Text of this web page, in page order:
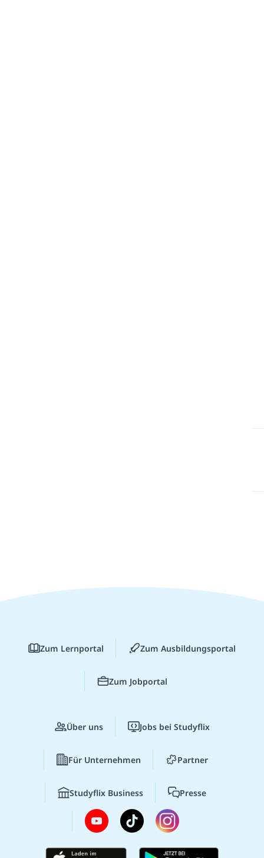
Zum Lernportal Zum Ausbildungsportal
Zum Jobportal
Über uns Jobs bei Studyflix
Für Unternehmen Partner
Studyflix Business Presse